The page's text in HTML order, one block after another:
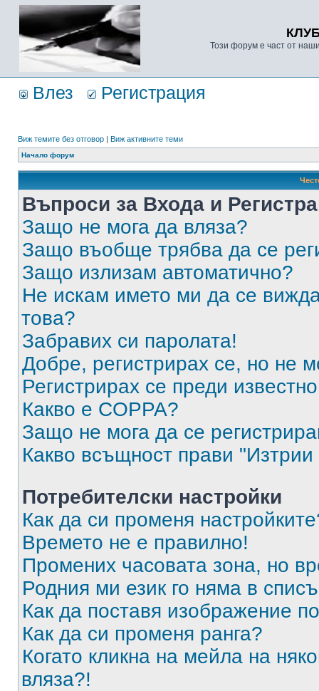
Този форум е част от
Влез Регистрация
Виж темите без отговор | Виж активните теми
Начало форум
Въпроси за Входа и
Защо не мога да вляза?
Защо въобще трябва да се
Защо излизам автоматично?
Не искам името ми да се
това?
Забравих си паролата!
Добре, регистрирах се, но не
Регистрирах се преди
Какво е COPPA?
Защо не мога да се
Какво всъщност прави "Изтрии
Потребителски настройки
Как да си променя
Времето не е правилно!
Промених часовата зона, но
Родния ми език го няма в
Как да поставя изображение
Как да си променя ранга?
Когато кликна на мейла на
вляза?!